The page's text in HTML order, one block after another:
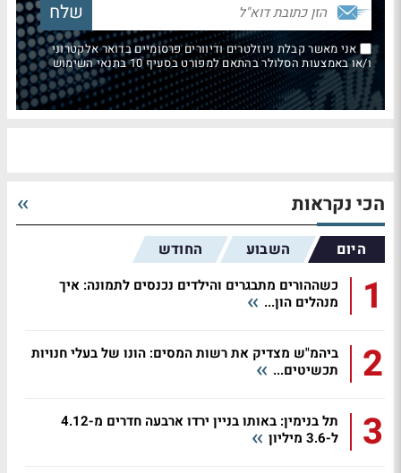
אני מאשר קבלת ניוזלטרים ודיוורים פרסומיים בדואר אלקטרוני
ו/או באמצעות הסלולר בהתאם למפורט בסעיף 10 בתנאי השימוש
הכי נקראות
היום השבוע החודש
1
כשההורים מתבגרים והילדים נכנסים לתמונה: איך
מנהלים הון...
2
ביהמ"ש מצדיק את רשות המסים: הונו של בעלי חנויות
תכשיטים...
3
תל בנימין: באותו בניין ירדו ארבעה חדרים מ-4.12
ל-3.6 מיליון